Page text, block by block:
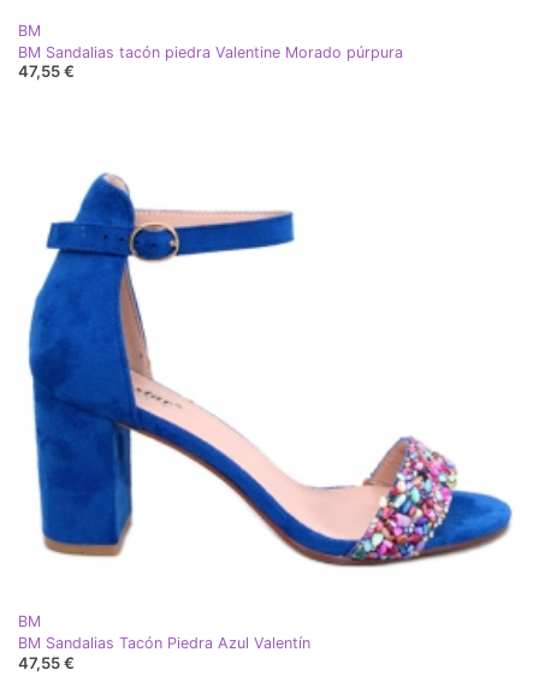
BM
BM Sandalias tacón piedra Valentine Morado púrpura
47,55 €
BM
BM Sandalias Tacón Piedra Azul Valentín
47,55 €